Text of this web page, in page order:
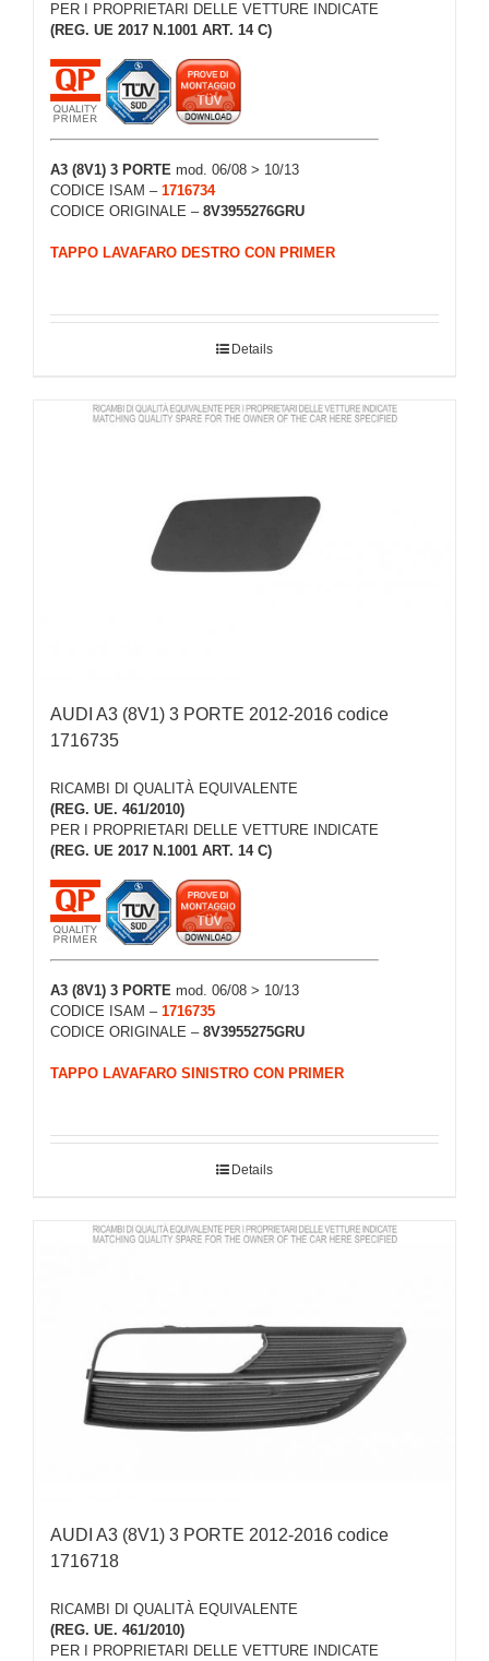
PER I PROPRIETARI DELLE VETTURE INDICATE
(REG. UE 2017 N.1001 ART. 14 C)
A3 (8V1) 3 PORTE mod. 06/08 > 10/13
CODICE ISAM – 1716734
CODICE ORIGINALE – 8V3955276GRU
TAPPO LAVAFARO DESTRO CON PRIMER
Details
AUDI A3 (8V1) 3 PORTE 2012-2016 codice
1716735
RICAMBI DI QUALITÀ EQUIVALENTE
(REG. UE. 461/2010)
PER I PROPRIETARI DELLE VETTURE INDICATE
(REG. UE 2017 N.1001 ART. 14 C)
A3 (8V1) 3 PORTE mod. 06/08 > 10/13
CODICE ISAM – 1716735
CODICE ORIGINALE – 8V3955275GRU
TAPPO LAVAFARO SINISTRO CON PRIMER
Details
AUDI A3 (8V1) 3 PORTE 2012-2016 codice
1716718
RICAMBI DI QUALITÀ EQUIVALENTE
(REG. UE. 461/2010)
PER I PROPRIETARI DELLE VETTURE INDICATE